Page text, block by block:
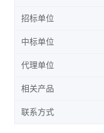
招标单位
中标单位
代理单位
相关产品
联系方式